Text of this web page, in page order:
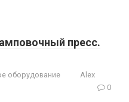
пресс.
оборудование
Alex
0